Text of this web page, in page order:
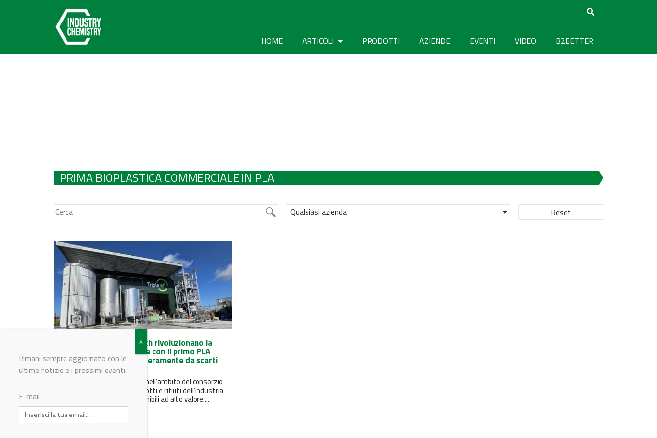
HOME ARTICOLI PRODOTTI AZIENDE EVENTI VIDEO B2BETTER
PRIMA BIOPLASTICA COMMERCIALE IN PLA
Qualsiasi azienda Reset
TripleW e Sulzer Chemtech rivoluzionano la
produzione di bioplastiche con il primo PLA
commerciale ottenuto interamente da scarti
alimentari
Il nuovo processo, sviluppato nell’ambito del consorzio
CIRCLE, trasforma sottoprodotti e rifiuti dell’industria
alimentare in materiali sostenibili ad alto valore....
Rimani sempre aggiornato con le
ultime notizie e i prossimi eventi.
E-mail